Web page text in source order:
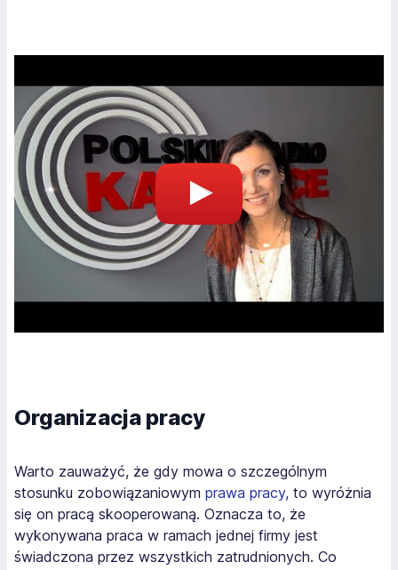
Organizacja pracy
Warto zauważyć, że gdy mowa o szczególnym
stosunku zobowiązaniowym prawa pracy, to wyróżnia
się on pracą skooperowaną. Oznacza to, że
wykonywana praca w ramach jednej firmy jest
świadczona przez wszystkich zatrudnionych. Co